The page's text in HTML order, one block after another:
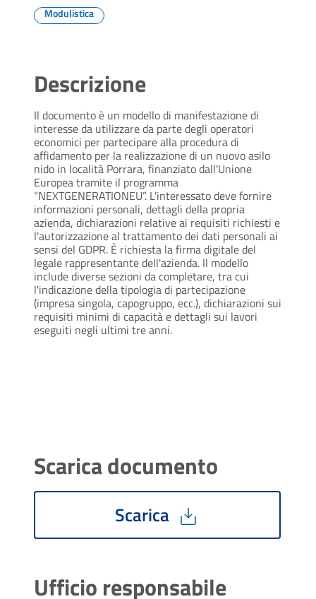
Modulistica
Descrizione
Il documento è un modello di manifestazione di
interesse da utilizzare da parte degli operatori
economici per partecipare alla procedura di
affidamento per la realizzazione di un nuovo asilo
nido in località Porrara, finanziato dall'Unione
Europea tramite il programma
“NEXTGENERATIONEU”. L'interessato deve fornire
informazioni personali, dettagli della propria
azienda, dichiarazioni relative ai requisiti richiesti e
l'autorizzazione al trattamento dei dati personali ai
sensi del GDPR. È richiesta la firma digitale del
legale rappresentante dell'azienda. Il modello
include diverse sezioni da completare, tra cui
l'indicazione della tipologia di partecipazione
(impresa singola, capogruppo, ecc.), dichiarazioni sui
requisiti minimi di capacità e dettagli sui lavori
eseguiti negli ultimi tre anni.
Scarica documento
Scarica
Ufficio responsabile